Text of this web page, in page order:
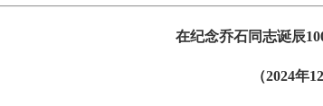
在纪念乔石同志诞辰
（2024年